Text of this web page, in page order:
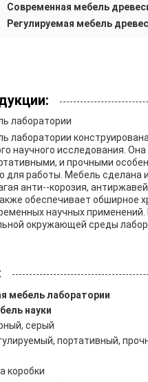
Современная мебель
Регулируемая мебель
лаборатории
лаборатории
научного исследования.
и прочными
работы. Мебель сделана
анти--корозия,
обеспечивает обширное
научных
окружающей среды
мебель лаборатории
науки
серый
портативный,
коробки